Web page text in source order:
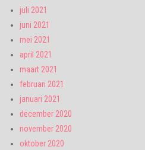
juli 2021
juni 2021
mei 2021
april 2021
maart 2021
februari 2021
januari 2021
december 2020
november 2020
oktober 2020